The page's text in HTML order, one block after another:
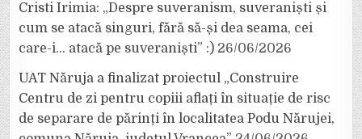
Cristi Irimia: „Despre suveranism, suveraniști și
cum se atacă singuri, fără să-și dea seama, cei
care-i… atacă pe suveraniști” :) 26/06/2026
UAT Năruja a finalizat proiectul „Construire
Centru de zi pentru copiii aflați în situație de risc
de separare de părinți în localitatea Podu Nărujei,